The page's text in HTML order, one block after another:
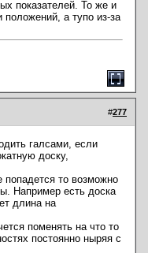
показателей. То же и
положений, а тупо из-за
#277
галсами, если
доску,
то возможно
Например есть доска
длина на
поменять на что то
постоянно ныряя с